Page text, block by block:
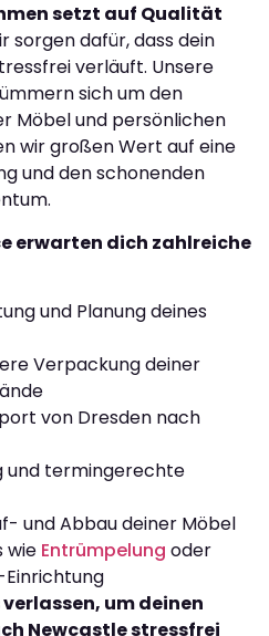
setzt auf Qualität
sorgen dafür, dass dein
verläuft. Unsere
sich um den
Möbel und persönlichen
wir großen Wert auf eine
und den schonenden
erwarten dich zahlreiche
und Planung deines
Verpackung deiner
von Dresden nach
und termingerechte
und Abbau deiner Möbel
wie Entrümpelung oder
um deinen
Newcastle stressfrei